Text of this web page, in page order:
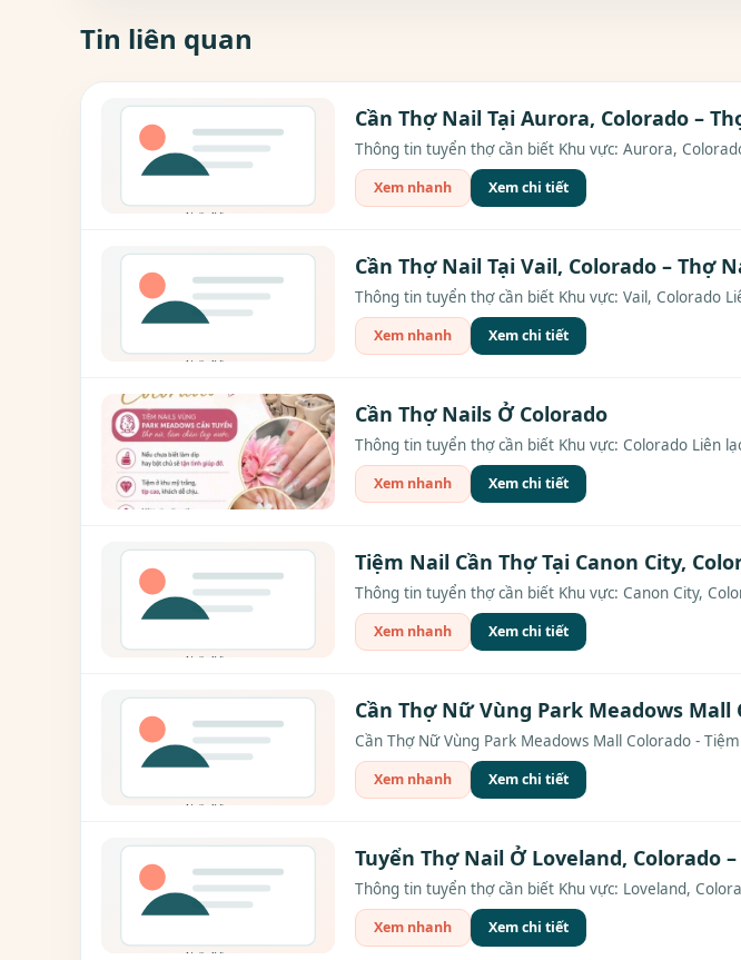
Tin liên quan
Cần Thợ Nail Tại Aurora, Colorado –
Thông tin tuyển thợ cần biết Khu vực: Aurora,
Xem nhanh Xem chi tiết
Cần Thợ Nail Tại Vail, Colorado – Thợ
Thông tin tuyển thợ cần biết Khu vực: Vail, Colorado
Xem nhanh Xem chi tiết
Cần Thợ Nails Ở Colorado
Thông tin tuyển thợ cần biết Khu vực: Colorado Liên
Xem nhanh Xem chi tiết
Tiệm Nail Cần Thợ Tại Canon City,
Thông tin tuyển thợ cần biết Khu vực: Canon City,
Xem nhanh Xem chi tiết
Cần Thợ Nữ Vùng Park Meadows Mall
Cần Thợ Nữ Vùng Park Meadows Mall Colorado -
Xem nhanh Xem chi tiết
Tuyển Thợ Nail Ở Loveland, Colorado
Thông tin tuyển thợ cần biết Khu vực: Loveland,
Xem nhanh Xem chi tiết